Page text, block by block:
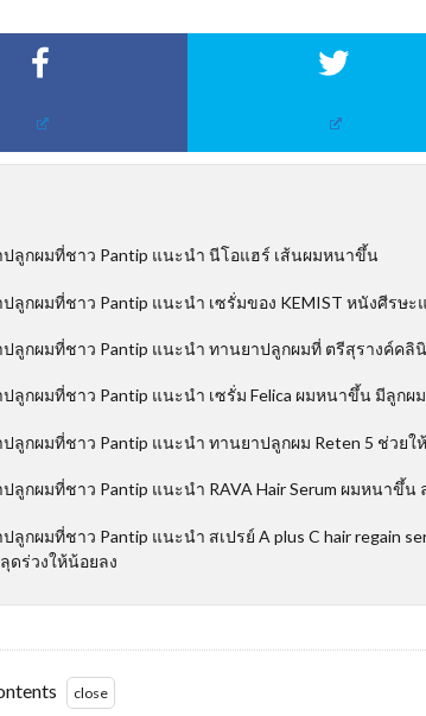
ปลูกผมที่ชาว Pantip แนะนำ นีโอแฮร์ เส้นผมหนาขึ้น
ปลูกผมที่ชาว Pantip แนะนำ เซรั่มของ KEMIST หนังศีรษ
ปลูกผมที่ชาว Pantip แนะนำ ทานยาปลูกผมที่ ตรีสุรางค์คลิ
ปลูกผมที่ชาว Pantip แนะนำ เซรั่ม Felica ผมหนาขึ้น มีลูกผ
ปลูกผมที่ชาว Pantip แนะนำ ทานยาปลูกผม Reten 5 ช่วย
ปลูกผมที่ชาว Pantip แนะนำ RAVA Hair Serum ผมหนาขึ้
ปลูกผมที่ชาว Pantip แนะนำ สเปรย์ A plus C hair regain
ดร่วงให้น้อยลง